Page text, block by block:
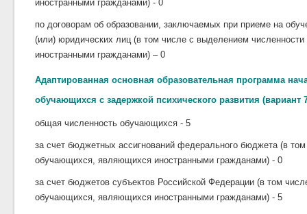
иностранными гражданами) - 0
по договорам об образовании, заключаемых при приеме на
(или) юридических лиц (в том числе с выделением
иностранными гражданами) – 0
Адаптированная основная образовательная программа
обучающихся с задержкой психического развития (вариант
общая численность обучающихся - 5
за счет бюджетных ассигнований федерального бюджета (в
обучающихся, являющихся иностранными гражданами) - 0
за счет бюджетов субъектов Российской Федерации (в том
обучающихся, являющихся иностранными гражданами) - 5